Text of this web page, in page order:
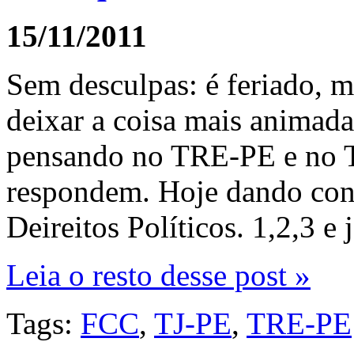
15/11/2011
Sem desculpas: é feriado,
deixar a coisa mais
pensando no TRE-PE e no
respondem. Hoje dando
Deireitos Políticos. 1,2,3 e
Leia o resto desse post »
Tags: FCC, TJ-PE, TRE-PE